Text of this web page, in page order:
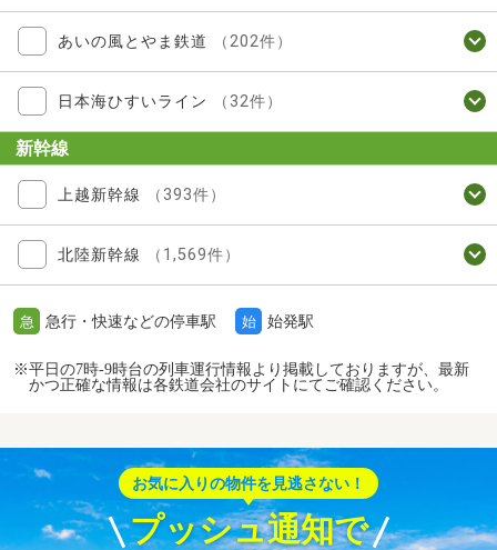
あいの風とやま鉄道 （202件）
日本海ひすいライン （32件）
新幹線
上越新幹線 （393件）
北陸新幹線 （1,569件）
急 急行・快速などの停車駅 始 始発駅
※平日の7時-9時台の列車運行情報より掲載しておりますが、最新
かつ正確な情報は各鉄道会社のサイトにてご確認ください。
お気に入りの物件を見逃さない！
プッシュ通知で